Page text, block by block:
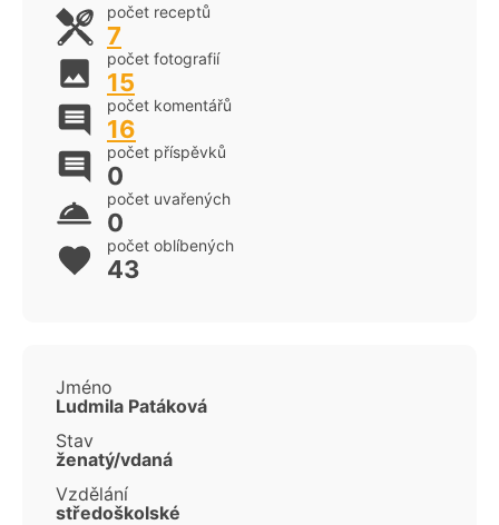
počet receptů
7
počet fotografií
15
počet komentářů
16
počet příspěvků
0
počet uvařených
0
počet oblíbených
43
Jméno
Ludmila Patáková
Stav
ženatý/vdaná
Vzdělání
středoškolské